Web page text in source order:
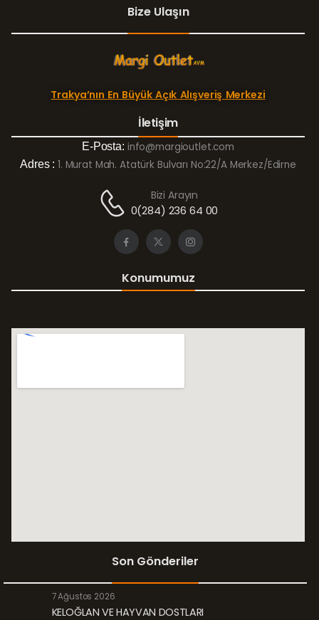
Bize Ulaşın
Trakya’nın En Büyük Açık Alışveriş Merkezi
İletişim
E-Posta: info@margioutlet.com
Adres : 1. Murat Mah. Atatürk Bulvarı No:22/A Merkez/Edirne
Bizi Arayın
0(284) 236 64 00
Konumumuz
Son Gönderiler
7 Ağustos 2026
KELOĞLAN VE HAYVAN DOSTLARI